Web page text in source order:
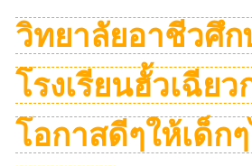
วิทยาลัยอาชีวศึ
โรงเรียนฮั้วเฉีย
โอกาสดีๆให้เด็ก